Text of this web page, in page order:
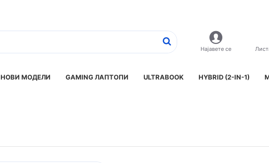
Најавете се
НОВИ МОДЕЛИ GAMING ЛАПТОПИ ULTRABOOK HYBRID (2-IN-1)